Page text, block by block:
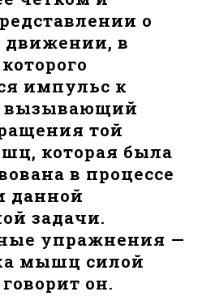
о
в
импульс к
вызывающий
той
которая была
в процессе
данной
задачи.
упражнения —
мышц силой
он.